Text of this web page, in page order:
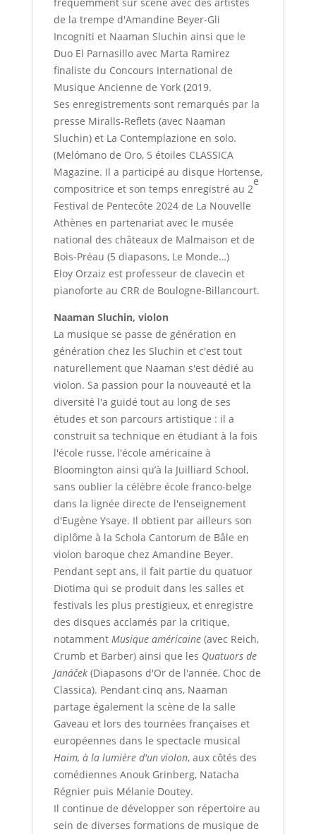
de la trempe d'Amandine Beyer-Gli
Incogniti et Naaman Sluchin ainsi que le
Duo El Parnasillo avec Marta Ramirez
finaliste du Concours International de
Musique Ancienne de York (2019.
Ses enregistrements sont remarqués par la
presse Miralls-Reflets (avec Naaman
Sluchin) et La Contemplazione en solo.
(Melómano de Oro, 5 étoiles CLASSICA
Magazine. Il a participé au disque Hortense,
compositrice et son temps enregistré au 2
e
Festival de Pentecôte 2024 de La Nouvelle
Athènes en partenariat avec le musée
national des châteaux de Malmaison et de
Bois-Préau (5 diapasons, Le Monde…)
Eloy Orzaiz est professeur de clavecin et
pianoforte au CRR de Boulogne-Billancourt.
Naaman Sluchin, violon
La musique se passe de génération en
génération chez les Sluchin et c'est tout
naturellement que Naaman s'est dédié au
violon. Sa passion pour la nouveauté et la
diversité l'a guidé tout au long de ses
études et son parcours artistique : il a
construit sa technique en étudiant à la fois
l'école russe, l'école américaine à
Bloomington ainsi qu’à la Juilliard School,
sans oublier la célèbre école franco-belge
dans la lignée directe de l'enseignement
d'Eugène Ysaye. Il obtient par ailleurs son
diplôme à la Schola Cantorum de Bâle en
violon baroque chez Amandine Beyer.
Pendant sept ans, il fait partie du quatuor
Diotima qui se produit dans les salles et
festivals les plus prestigieux, et enregistre
des disques acclamés par la critique,
notamment Musique américaine(avec Reich,
Crumb et Barber) ainsi que les Quatuors de
Janáček(Diapasons d'Or de l'année, Choc de
Classica). Pendant cinq ans, Naaman
partage également la scène de la salle
Gaveau et lors des tournées françaises et
européennes dans le spectacle musical
Haim, à la lumière d'un violon, aux côtés des
comédiennes Anouk Grinberg, Natacha
Régnier puis Mélanie Doutey.
Il continue de développer son répertoire au
sein de diverses formations de musique de